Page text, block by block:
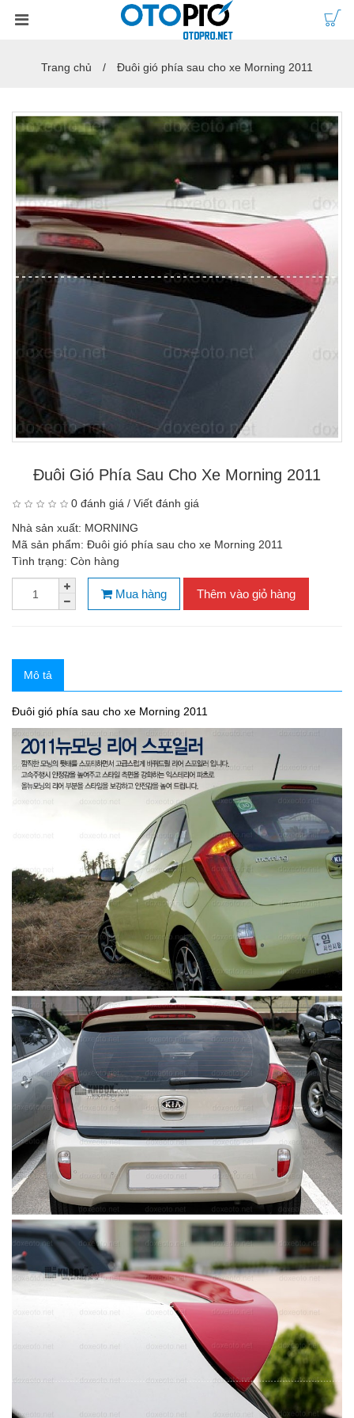
Trang chủ Đuôi gió phía sau cho xe Morning 2011
Đuôi Gió Phía Sau Cho Xe Morning 2011
0 đánh giá / Viết đánh giá
Nhà sản xuất: MORNING
Mã sản phẩm: Đuôi gió phía sau cho xe Morning 2011
Tình trạng: Còn hàng
Mua hàng Thêm vào giỏ hàng
Mô tả
Đuôi gió phía sau cho xe Morning 2011